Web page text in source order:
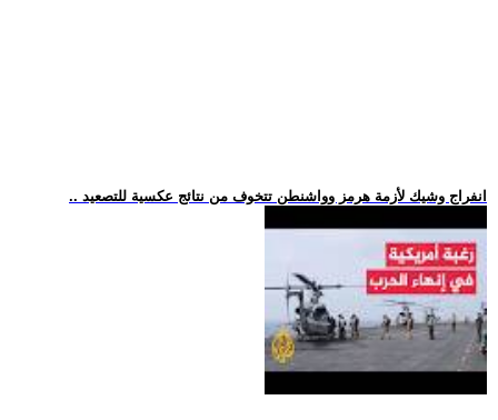
.. انفراج وشيك لأزمة هرمز وواشنطن تتخوف من نتائج عكسية للتصعيد